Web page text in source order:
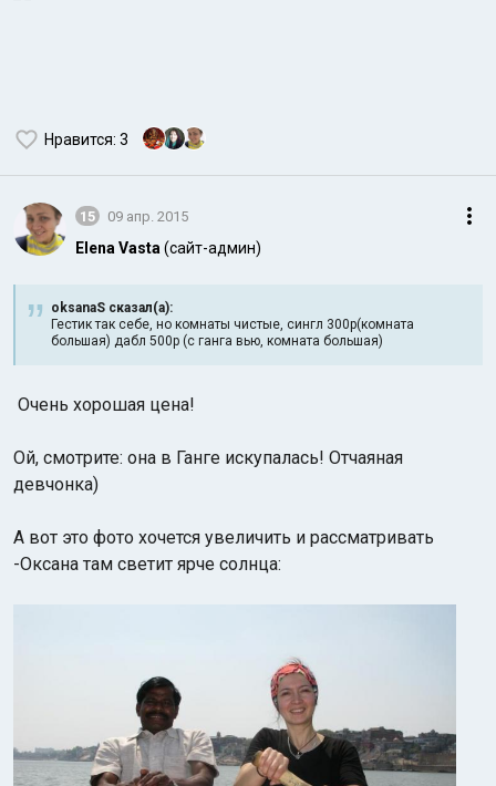
Нравится: 3
15 09 апр. 2015
Elena Vasta (сайт-админ)
oksanaS сказал(а):
Гестик так себе, но комнаты чистые, сингл 300р(комната
большая) дабл 500р (с ганга вью, комната большая)
Очень хорошая цена!
Ой, смотрите: она в Ганге искупалась! Отчаяная
девчонка)
А вот это фото хочется увеличить и рассматривать
-Оксана там светит ярче солнца: